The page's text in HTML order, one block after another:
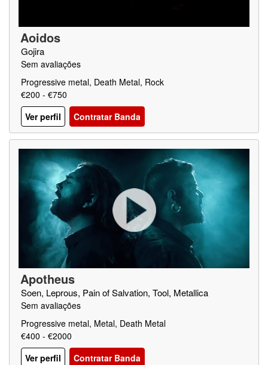
Aoidos
Gojira
Sem avaliações
Progressive metal, Death Metal, Rock
€200 - €750
Ver perfil
Contratar Banda
Apotheus
Soen, Leprous, Pain of Salvation, Tool, Metallica
Sem avaliações
Progressive metal, Metal, Death Metal
€400 - €2000
Ver perfil
Contratar Banda